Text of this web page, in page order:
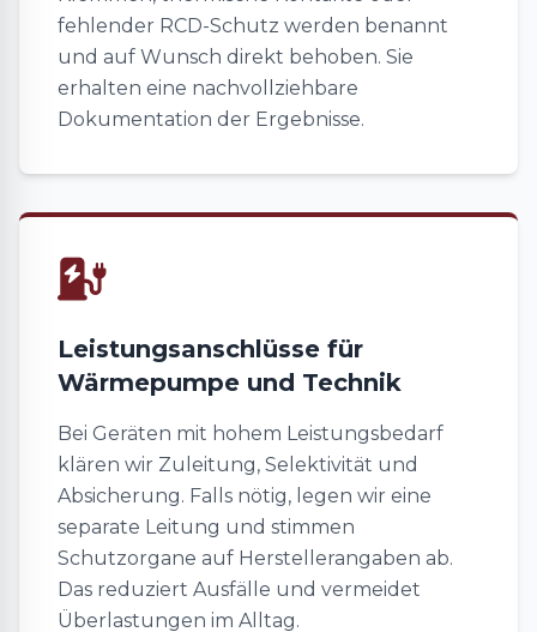
fehlender RCD-Schutz werden benannt
und auf Wunsch direkt behoben. Sie
erhalten eine nachvollziehbare
Dokumentation der Ergebnisse.
Leistungsanschlüsse für
Wärmepumpe und Technik
Bei Geräten mit hohem Leistungsbedarf
klären wir Zuleitung, Selektivität und
Absicherung. Falls nötig, legen wir eine
separate Leitung und stimmen
Schutzorgane auf Herstellerangaben ab.
Das reduziert Ausfälle und vermeidet
Überlastungen im Alltag.